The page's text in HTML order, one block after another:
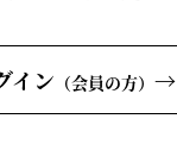
イン （会員の方） →